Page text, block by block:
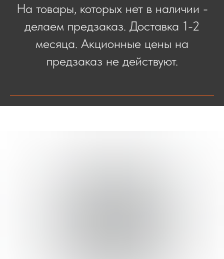
На товары, которых нет в наличии -
делаем предзаказ. Доставка 1-2
месяца. Акционные цены на
предзаказ не действуют.